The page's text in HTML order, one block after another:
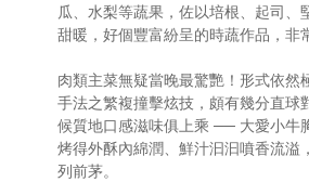
瓜、水梨等蔬果，佐以培根、起司、
甜暖，好個豐富紛呈的時蔬作品，非
肉類主菜無疑當晚最驚艷！形式依然
手法之繁複撞擊炫技，頗有幾分直球
候質地口感滋味俱上乘 ── 大愛小牛
烤得外酥內綿潤、鮮汁汩汩噴香流溢
列前茅。